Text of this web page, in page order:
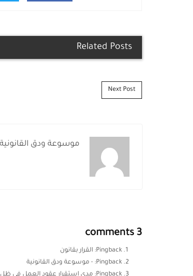
Related Posts
Post navigation
Next Post
موسوعة ودق القانونية
3 comments
Pingback: القرار بقانون
Pingback: - موسوعة ودق القانونية
Pingback: مدى استقرار عقود العمل في ظل